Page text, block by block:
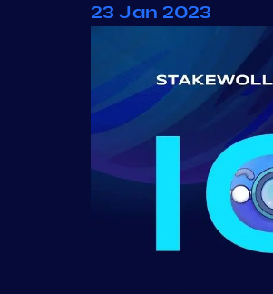
23 Jan 2023